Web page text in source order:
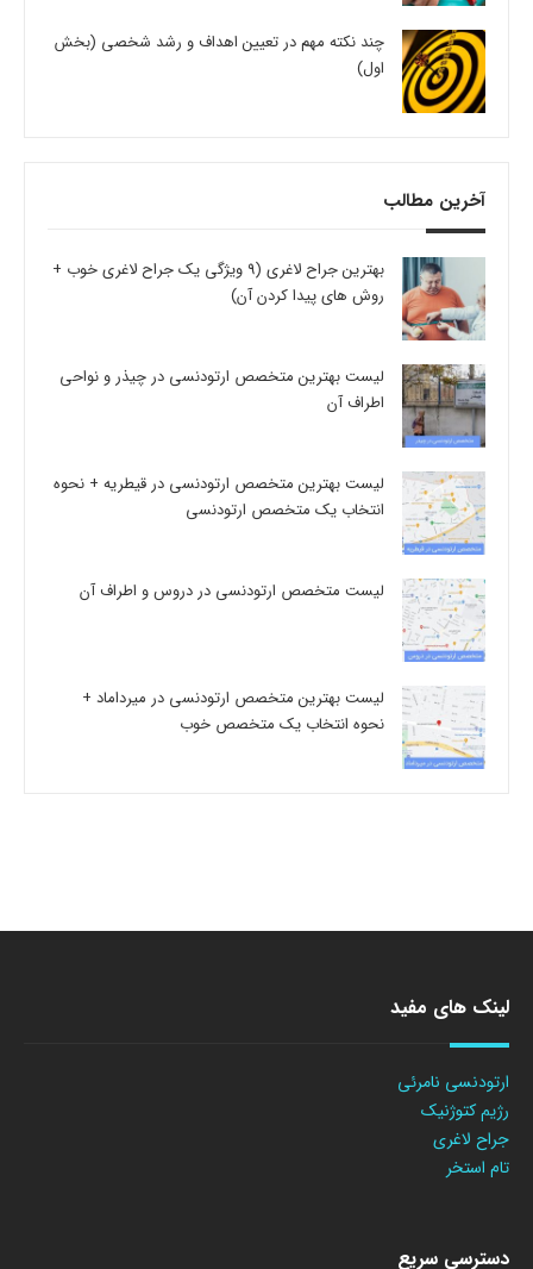
چند نکته مهم در تعیین اهداف و رشد شخصی (بخش
اول)
آخرین مطالب
بهترین جراح لاغری (9 ویژگی یک جراح لاغری خوب +
روش های پیدا کردن آن)
لیست بهترین متخصص ارتودنسی در چیذر و نواحی
اطراف آن
لیست بهترین متخصص ارتودنسی در قیطریه + نحوه
انتخاب یک متخصص ارتودنسی
لیست متخصص ارتودنسی در دروس و اطراف آن
لیست بهترین متخصص ارتودنسی در میرداماد +
نحوه انتخاب یک متخصص خوب
لینک های مفید
ارتودنسی نامرئی
رژیم کتوژنیک
جراح لاغری
تام استخر
دسترسی سریع